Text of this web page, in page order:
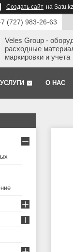
Создать сайт на Satu.kz
(727) 983-26-63
Veles Group -
расходные
маркировки и учета
О НАС